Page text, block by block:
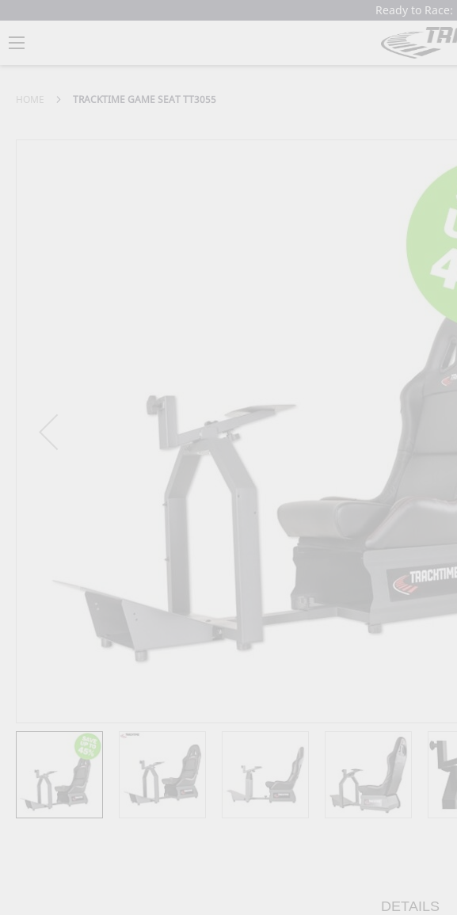
Ready to
HOME TRACKTIME GAME SEAT TT3055
DETAILS